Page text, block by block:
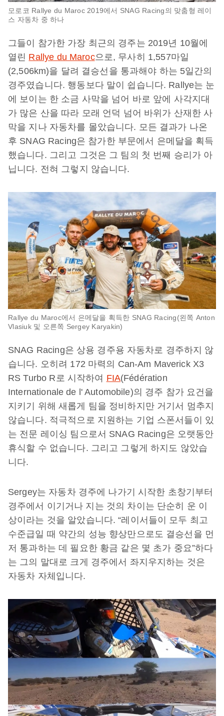
모로코 Rallye du Maroc 2019에서 SNAG Racing의 맞춤형 레이
스 자동차 중 하나
그들이 참가한 가장 최근의 경주는 2019년 10월에
열린 Rallye du Maroc으로, 무사히 1,557마일
(2,506km)을 달려 결승선을 통과해야 하는 5일간의
경주였습니다. 행동보다 말이 쉽습니다. Rallye는 눈
에 보이는 한 소금 사막을 넘어 바로 앞에 사각지대
가 많은 산을 따라 모래 언덕 넘어 바위가 산재한 사
막을 지나 자동차를 몰았습니다. 모든 결과가 나온
후 SNAG Racing은 참가한 부문에서 은메달을 획득
했습니다. 그리고 그것은 그 팀의 첫 번째 승리가 아
닙니다. 전혀 그렇지 않습니다.
Rallye du Maroc에서 은메달을 획득한 SNAG Racing(왼쪽 Anton
Vlasiuk 및 오른쪽 Sergey Karyakin)
SNAG Racing은 상용 경주용 자동차로 경주하지 않
습니다. 오히려 172 마력의 Can-Am Maverick X3
RS Turbo R로 시작하여 FIA(Fédération
Internationale de l' Automobile)의 경주 참가 요건을
지키기 위해 새롭게 팀을 정비하지만 거기서 멈추지
않습니다. 적극적으로 지원하는 기업 스폰서들이 있
는 전문 레이싱 팀으로서 SNAG Racing은 오랫동안
휴식할 수 없습니다. 그리고 그렇게 하지도 않았습
니다.
Sergey는 자동차 경주에 나가기 시작한 초창기부터
경주에서 이기거나 지는 것의 차이는 단순히 운 이
상이라는 것을 알았습니다. “레이서들이 모두 최고
수준급일 때 약간의 성능 향상만으로도 결승선을 먼
저 통과하는 데 필요한 황금 같은 몇 초가 중요”하다
는 그의 말대로 크게 경주에서 좌지우지하는 것은
자동차 자체입니다.